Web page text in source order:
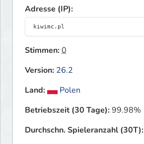
Adresse (IP):
Stimmen:0
Version: 26.2
Land:
Polen
Betriebszeit (30 Tage):99.98%
Durchschn. Spieleranzahl (30T):